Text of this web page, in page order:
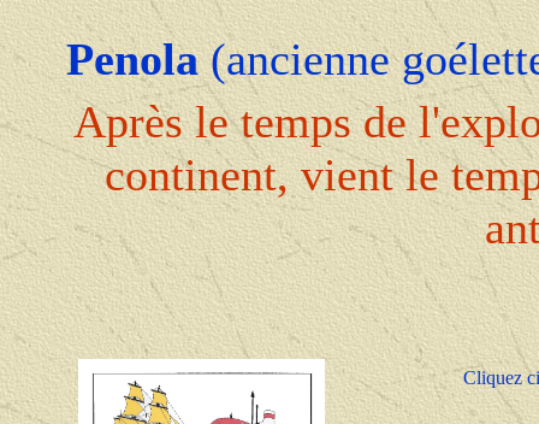
Penola(ancienne
Après le temps de
continent, vient le
Cliquez